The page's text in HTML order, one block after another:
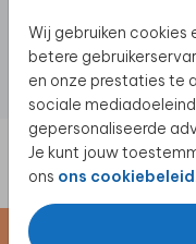
Wij gebruiken cookies
betere
en onze prestaties te
sociale
gepersonaliseerde
Je kunt jouw
ons ons cookiebeleid